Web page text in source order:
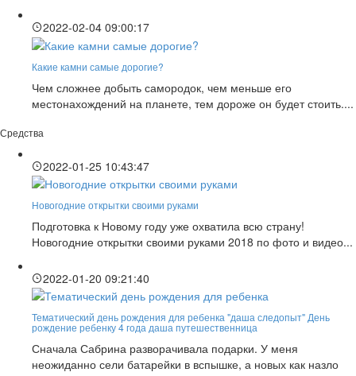
2022-02-04 09:00:17
Какие камни самые дорогие?
Чем сложнее добыть самородок, чем меньше его
местонахождений на планете, тем дороже он будет стоить....
Средства
2022-01-25 10:43:47
Новогодние открытки своими руками
Подготовка к Новому году уже охватила всю страну!
Новогодние открытки своими руками 2018 по фото и видео...
2022-01-20 09:21:40
Тематический день рождения для ребенка "даша следопыт" День
рождение ребенку 4 года даша путешественница
Сначала Сабрина разворачивала подарки. У меня
неожиданно сели батарейки в вспышке, а новых как назло